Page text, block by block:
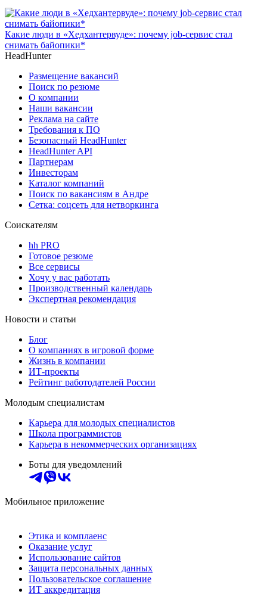
Какие люди в «Хедхантервуде»: почему job-сервис стал
снимать байопики*
HeadHunter
Размещение вакансий
Поиск по резюме
О компании
Наши вакансии
Реклама на сайте
Требования к ПО
Безопасный HeadHunter
HeadHunter API
Партнерам
Инвесторам
Каталог компаний
Поиск по вакансиям в Андре
Сетка: соцсеть для нетворкинга
Соискателям
hh PRO
Готовое резюме
Все сервисы
Хочу у вас работать
Производственный календарь
Экспертная рекомендация
Новости и статьи
Блог
О компаниях в игровой форме
Жизнь в компании
ИТ-проекты
Рейтинг работодателей России
Молодым специалистам
Карьера для молодых специалистов
Школа программистов
Карьера в некоммерческих организациях
Боты для уведомлений
Мобильное приложение
Этика и комплаенс
Оказание услуг
Использование сайтов
Защита персональных данных
Пользовательское соглашение
ИТ аккредитация